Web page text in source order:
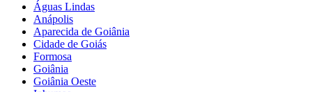
Águas Lindas
Anápolis
Aparecida de Goiânia
Cidade de Goiás
Formosa
Goiânia
Goiânia Oeste